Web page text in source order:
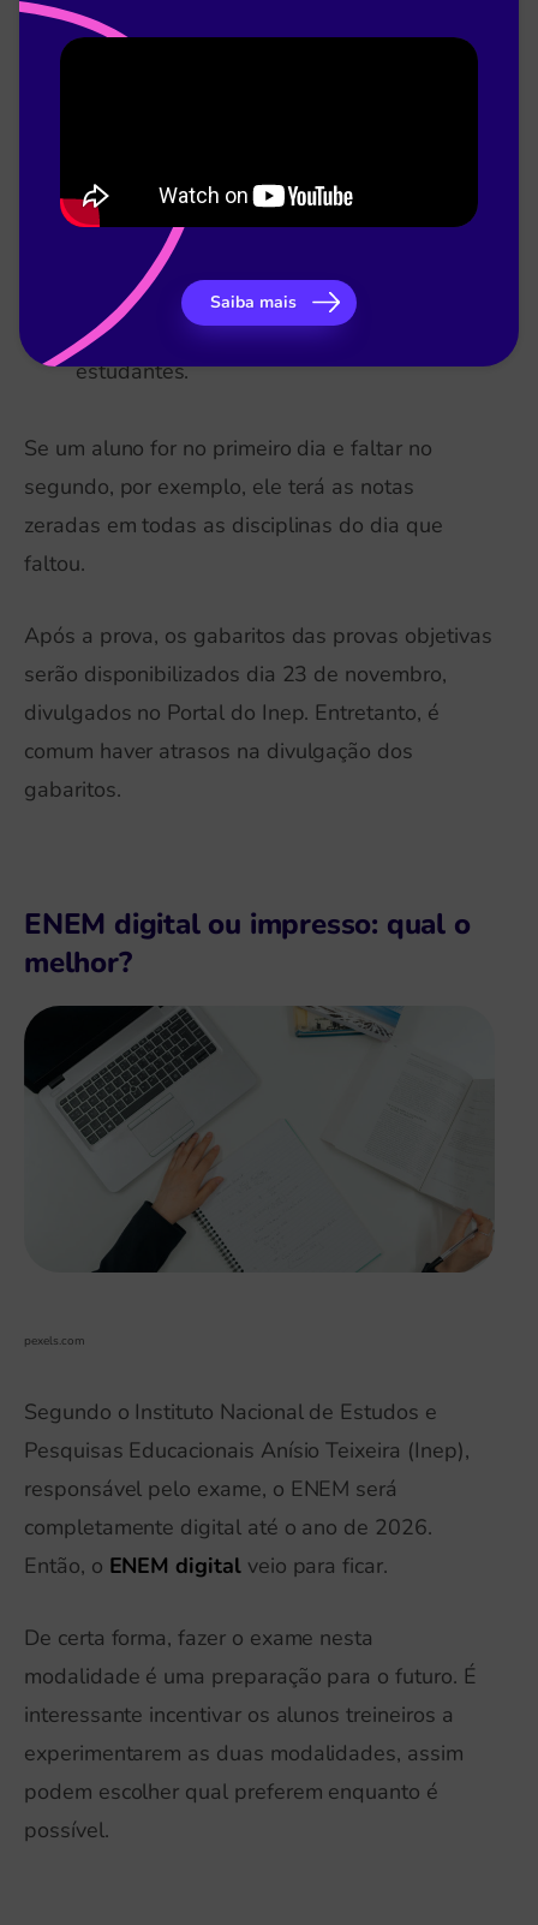
uso da norma culta.
aqui estão inclusas Biologia, Física e
Química.
Matemática e suas tecnologias – sendo
esta uma das mais temidas pelos
estudantes.
Se um aluno for no primeiro dia e faltar no
segundo, por exemplo, ele terá as notas
zeradas em todas as disciplinas do dia que
faltou.
Após a prova, os gabaritos das provas objetivas
serão disponibilizados dia 23 de novembro,
divulgados no Portal do Inep. Entretanto, é
comum haver atrasos na divulgação dos
gabaritos.
ENEM digital ou impresso: qual o
melhor?
pexels.com
Segundo o Instituto Nacional de Estudos e
Pesquisas Educacionais Anísio Teixeira (Inep),
responsável pelo exame, o ENEM será
completamente digital até o ano de 2026.
Então, o ENEM digitalveio para ficar.
De certa forma, fazer o exame nesta
modalidade é uma preparação para o futuro. É
interessante incentivar os alunos treineiros a
experimentarem as duas modalidades, assim
podem escolher qual preferem enquanto é
possível.
Saiba mais